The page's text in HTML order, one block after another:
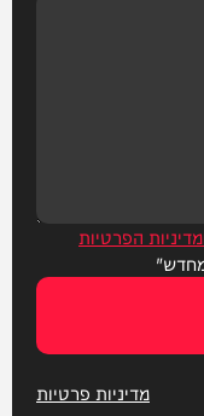
הפרטיות
מדיניות פרטיות